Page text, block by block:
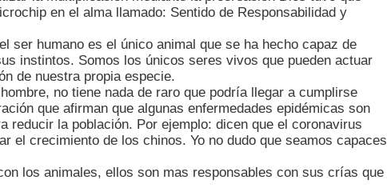
en el alma llamado: Sentido de Responsabilidad y
ser humano es el único animal que se ha hecho capaz de
instintos. Somos los únicos seres vivos que pueden actuar
de nuestra propia especie.
no tiene nada de raro que podría llegar a cumplirse
que afirman que algunas enfermedades epidémicas son
reducir la población. Por ejemplo: dicen que el coronavirus
el crecimiento de los chinos. Yo no dudo que seamos capaces
los animales, ellos son mas responsables con sus crías que